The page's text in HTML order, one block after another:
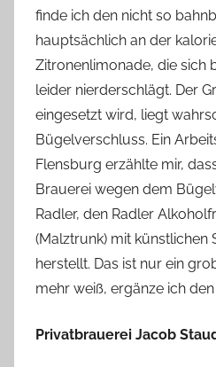
finde ich den nicht so
hauptsächlich an der
Zitronenlimonade, die sich
leider nierderschlägt. Der
eingesetzt wird, liegt
Bügelverschluss. Ein
Flensburg erzählte mir,
Brauerei wegen dem
Radler, den Radler
(Malztrunk) mit künstlichen
herstellt. Das ist nur ein
mehr weiß, ergänze ich
Privatbrauerei Jacob